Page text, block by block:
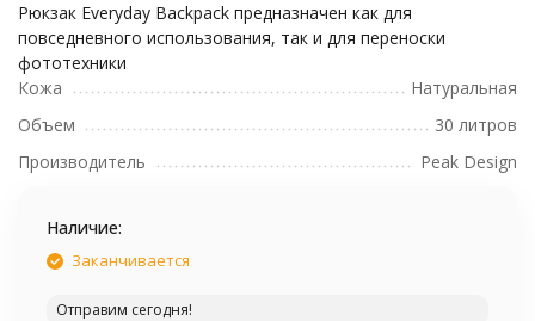
Рюкзак Everyday Backpack предназначен как для
повседневного использования​​, так и для переноски
фототехники
Кожа
Натуральная
Объем
30 литров
Производитель
Peak Design
Наличие:
Заканчивается
Отправим сегодня!